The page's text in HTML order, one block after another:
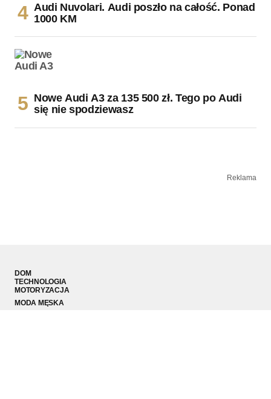
Audi Nuvolari. Audi poszło na całość. Ponad
1000 KM
Nowe Audi A3 za 135 500 zł. Tego po Audi
się nie spodziewasz
Reklama
DOM
TECHNOLOGIA
MOTORYZACJA
MODA MĘSKA